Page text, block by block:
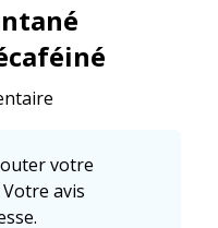
votre
avis